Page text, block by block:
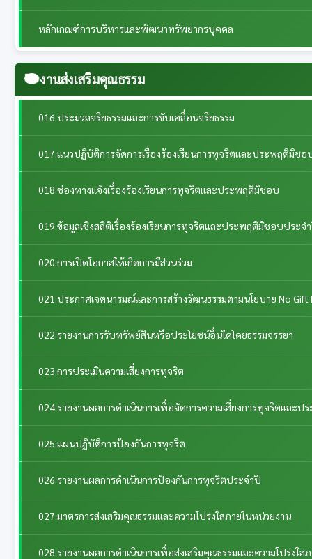
หลักเกณฑ์การบริหารและพัฒนาทรัพยากรบุคคล
งานส่งเสริมคุณธรรม
016.ประมวลจริยธรรมและการขับเคลื่อนจริยธรรม
017.แนวปฏิบัติการจัดการเรื่องร้องเรียนการทุจริตและประพฤติมิชอ
018.ช่องทางแจ้งเรื่องร้องเรียนการทุจริตและประพฤติมิชอบ
019.ข้อมูลเชิงสถิติเรื่องร้องเรียนการทุจริตและประพฤติมิชอบประจ
020.การเปิดโอกาสให้เกิดการมีส่วนร่วม
021.ประกาศเจตนารมณ์และการสร้างวัฒนธรรมตามนโยบาย No Gift
022.รายงานการรับทรัพย์สินหรือประโยชน์อื่นใดโดยธรรมจรรยา
023.การประเมินความเสี่ยงการทุจริต
024.รายงานผลการดำเนินการเพื่อจัดการความเสี่ยงการทุจริตและ
025.แผนปฏิบัติการป้องกันการทุจริต
026.รายงานผลการดำเนินการป้องกันการทุจริตประจำปี
027.มาตรการส่งเสริมคุณธรรมและความโปร่งใสภายในหน่วยงาน
028.รายงานผลการดำเนินการเพื่อส่งเสริมคุณธรรมและความโปร่งใส